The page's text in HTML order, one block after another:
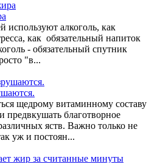
используют алкоголь, как
как обязательный напиток
- обязательный спутник
"в...
щедрому витаминному составу
предвкушать благотворное
яств. Важно только не
уж и постоян...